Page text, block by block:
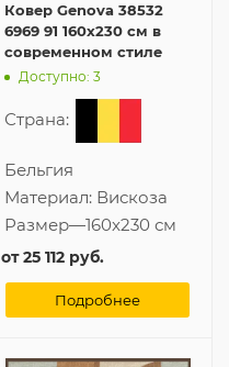
Ковер Genova 38532
6969 91 160x230 см в
современном стиле
Доступно: 3
Страна:
Бельгия
Материал: Вискоза
Размер—160x230 см
от25 112 руб.
Подробнее